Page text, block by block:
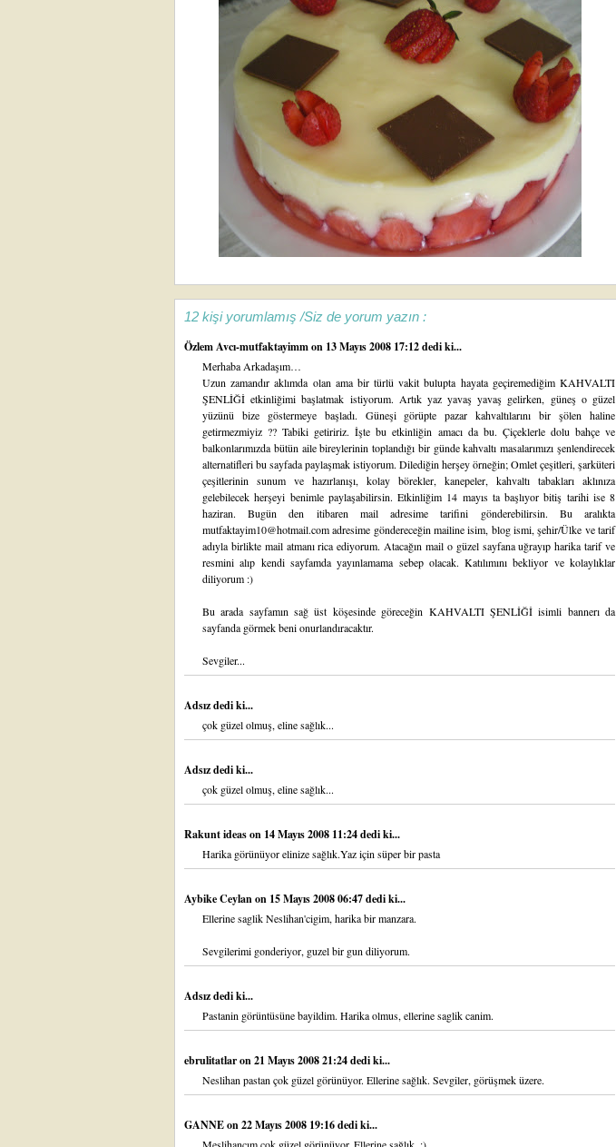
12 kişi yorumlamış /Siz de yorum yazın :
Özlem Avcı-mutfaktayimmon 13 Mayıs 2008 17:12 dedi ki...
Merhaba Arkadaşım…
Uzun zamandır aklımda olan ama bir türlü vakit bulupta hayata geçiremediğim KAHVALTI
ŞENLİĞİ etkinliğimi başlatmak istiyorum. Artık yaz yavaş yavaş gelirken, güneş o güzel
yüzünü bize göstermeye başladı. Güneşi görüpte pazar kahvaltılarını bir şölen haline
getirmezmiyiz ?? Tabiki getiririz. İşte bu etkinliğin amacı da bu. Çiçeklerle dolu bahçe ve
balkonlarımızda bütün aile bireylerinin toplandığı bir günde kahvaltı masalarımızı şenlendirecek
alternatifleri bu sayfada paylaşmak istiyorum. Dilediğin herşey örneğin; Omlet çeşitleri, şarküteri
çeşitlerinin sunum ve hazırlanışı, kolay börekler, kanepeler, kahvaltı tabakları aklınıza
gelebilecek herşeyi benimle paylaşabilirsin. Etkinliğim 14 mayıs ta başlıyor bitiş tarihi ise 8
haziran. Bugün den itibaren mail adresime tarifini gönderebilirsin. Bu aralıkta
mutfaktayim10@hotmail.com adresime göndereceğin mailine isim, blog ismi, şehir/Ülke ve tarif
adıyla birlikte mail atmanı rica ediyorum. Atacağın mail o güzel sayfana uğrayıp harika tarif ve
resmini alıp kendi sayfamda yayınlamama sebep olacak. Katılımını bekliyor ve kolaylıklar
diliyorum :)
Bu arada sayfamın sağ üst köşesinde göreceğin KAHVALTI ŞENLİĞİ isimli bannerı da
sayfanda görmek beni onurlandıracaktır.
Sevgiler...
Adsız dedi ki...
çok güzel olmuş, eline sağlık...
Adsız dedi ki...
çok güzel olmuş, eline sağlık...
Rakunt ideason 14 Mayıs 2008 11:24 dedi ki...
Harika görünüyor elinize sağlık.Yaz için süper bir pasta
Aybike Ceylanon 15 Mayıs 2008 06:47 dedi ki...
Ellerine saglik Neslihan'cigim, harika bir manzara.
Sevgilerimi gonderiyor, guzel bir gun diliyorum.
Adsız dedi ki...
Pastanin görüntüsüne bayildim. Harika olmus, ellerine saglik canim.
ebrulitatlaron 21 Mayıs 2008 21:24 dedi ki...
Neslihan pastan çok güzel görünüyor. Ellerine sağlık. Sevgiler, görüşmek üzere.
GANNEon 22 Mayıs 2008 19:16 dedi ki...